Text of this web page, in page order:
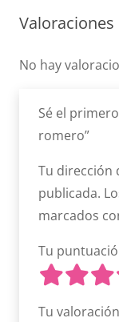
Valoraciones
No hay
Sé el
romero”
Tu dirección
publicada.
marcados
Tu
Tu valoración